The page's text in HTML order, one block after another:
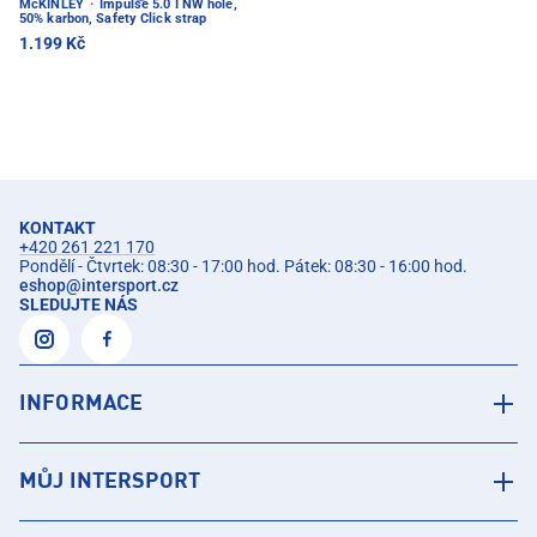
McKINLEY ·
Impulse 5.0 I NW hole,
50% karbon, Safety Click strap
1.199 Kč
KONTAKT
+420 261 221 170
Pondělí - Čtvrtek: 08:30 - 17:00 hod. Pátek: 08:30 - 16:00 hod.
eshop@intersport.cz
SLEDUJTE NÁS
INFORMACE
MŮJ INTERSPORT